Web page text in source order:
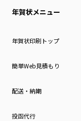
年賀状メニュー
年賀状印刷トップ
簡単Web見積もり
配送・納期
投函代行